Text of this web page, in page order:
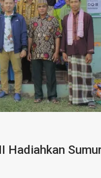
Hadiahkan